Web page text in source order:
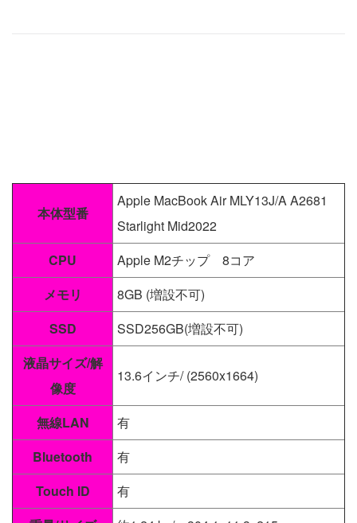
本体型番
Apple MacBook Air MLY13J/A A2681
Starlight Mid2022
CPU
Apple M2チップ 8コア
メモリ
8GB (増設不可)
SSD
SSD256GB(増設不可)
液晶サイズ/解
像度
13.6インチ/ (2560x1664)
無線LAN
有
Bluetooth
有
Touch ID
有